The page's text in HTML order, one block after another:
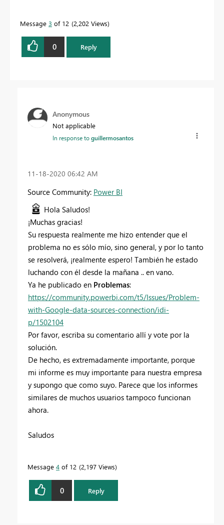
Message 3 of 12 2,202 Views
0 Reply
Anonymous
Not applicable
In response toguillermosantos
‎11-18-2020 06:42 AM
Source Community: Power BI
Hola Saludos!
¡Muchas gracias!
Su respuesta realmente me hizo entender que el
problema no es sólo mío, sino general, y por lo tanto
se resolverá, ¡realmente espero! También he estado
luchando con él desde la mañana .. en vano.
Ya he publicado en Problemas:
https://community.powerbi.com/t5/Issues/Problem-
with-Google-data-sources-connection/idi-
p/1502104
Por favor, escriba su comentario allí y vote por la
solución.
De hecho, es extremadamente importante, porque
mi informe es muy importante para nuestra empresa
y supongo que como suyo. Parece que los informes
similares de muchos usuarios tampoco funcionan
ahora.
Saludos
Message 4 of 12 2,197 Views
0 Reply